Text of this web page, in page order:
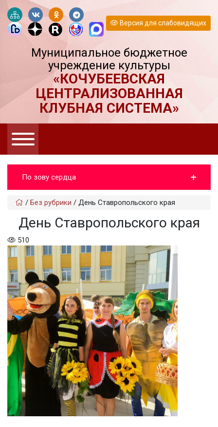
Версия для слабовидящих
Муниципальное бюджетное
учреждение культуры
«КОЧУБЕЕВСКАЯ
ЦЕНТРАЛИЗОВАННАЯ
КЛУБНАЯ СИСТЕМА»
По зову сердца
/ Без рубрики / День Ставропольского края
День Ставропольского края
510